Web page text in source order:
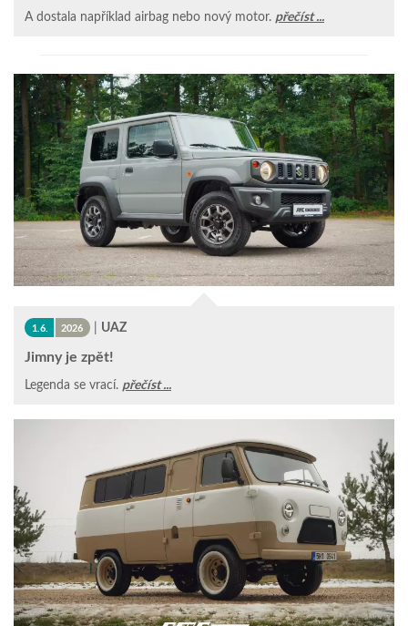
A dostala například airbag nebo nový motor. přečíst ...
1.6. 2026 | UAZ
Jimny je zpět!
Legenda se vrací. přečíst ...